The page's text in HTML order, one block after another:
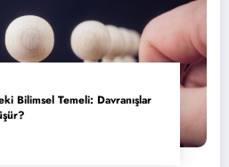
Bilimsel Temeli: Davranışlar